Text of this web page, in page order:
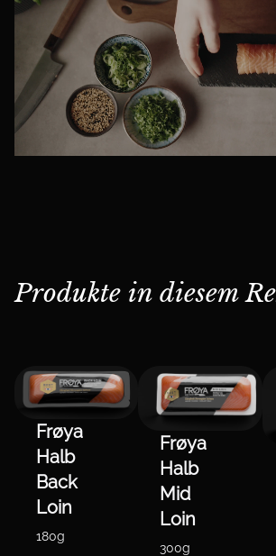
Produkte in diesem
Frøya
Halb
Back
Loin
180g
Frøya
Halb
Mid
Loin
300g